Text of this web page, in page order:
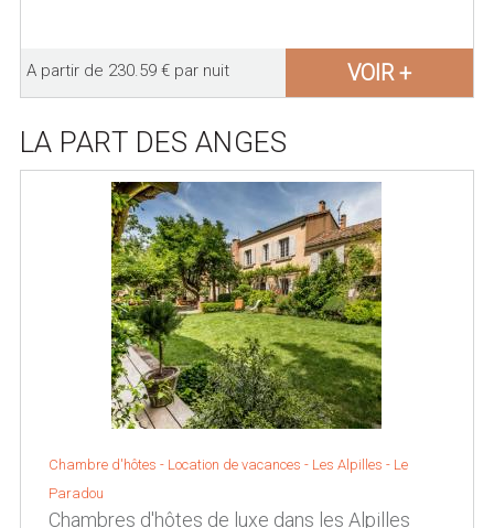
A partir de 230.59 € par nuit VOIR +
LA PART DES ANGES
Chambre d'hôtes - Location de vacances - Les Alpilles - Le
Paradou
Chambres d'hôtes de luxe dans les Alpilles